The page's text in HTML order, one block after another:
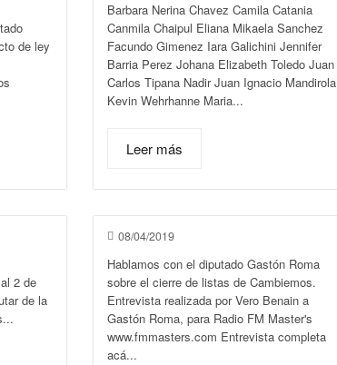
de ley
Barbara Nerina Chavez Camila Catania
Canmila Chaipul Eliana Mikaela Sanchez
Facundo Gimenez Iara Galichini Jennifer
Barria Perez Johana Elizabeth Toledo Juan
Carlos Tipana Nadir Juan Ignacio Mandirola
Kevin Wehrhanne Maria...
Leer más
2 de
de la
08/04/2019
Hablamos con el diputado Gastón Roma
sobre el cierre de listas de Cambiemos.
Entrevista realizada por Vero Benain a
Gastón Roma, para Radio FM Master's
www.fmmasters.com Entrevista completa
acá...